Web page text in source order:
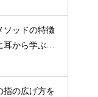
ソッドの特徴
耳から学ぶ音
指の広げ方を